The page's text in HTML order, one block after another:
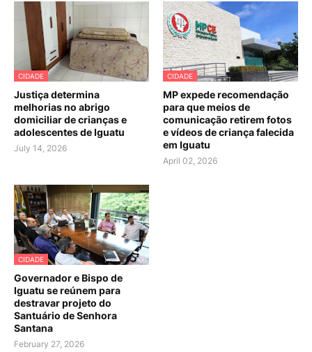
CIDADE
Justiça determina
melhorias no abrigo
domiciliar de crianças e
adolescentes de Iguatu
July 14, 2026
CIDADE
MP expede recomendação
para que meios de
comunicação retirem fotos
e vídeos de criança falecida
em Iguatu
April 02, 2026
CIDADE
Governador e Bispo de
Iguatu se reúnem para
destravar projeto do
Santuário de Senhora
Santana
February 27, 2026